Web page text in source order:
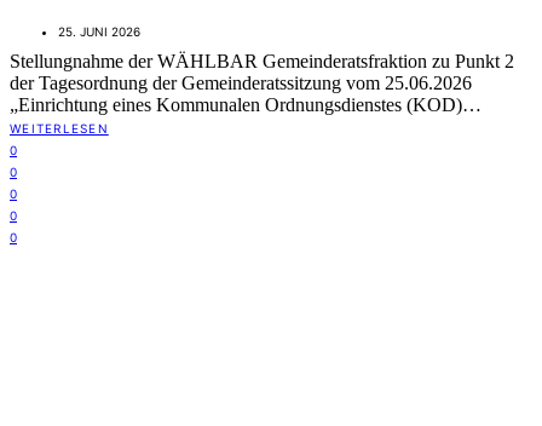
25. JUNI 2026
Stellungnahme der WÄHLBAR Gemeinderatsfraktion zu Punkt 2
der Tagesordnung der Gemeinderatssitzung vom 25.06.2026
„Einrichtung eines Kommunalen Ordnungsdienstes (KOD)…
WEITERLESEN
0
0
0
0
0